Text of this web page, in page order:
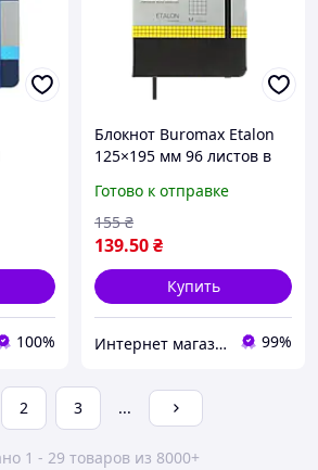
100%
Блокнот Buromax Etalon
125×195 мм 96 листов в
искусственной кожи
Черная BM.291160-01
Готово к отправке
139.50₴
155 ₴
Купить
Интернет магазин ТерЛайн 99%
2 3 ...
1 - 29 товаров из 8000+